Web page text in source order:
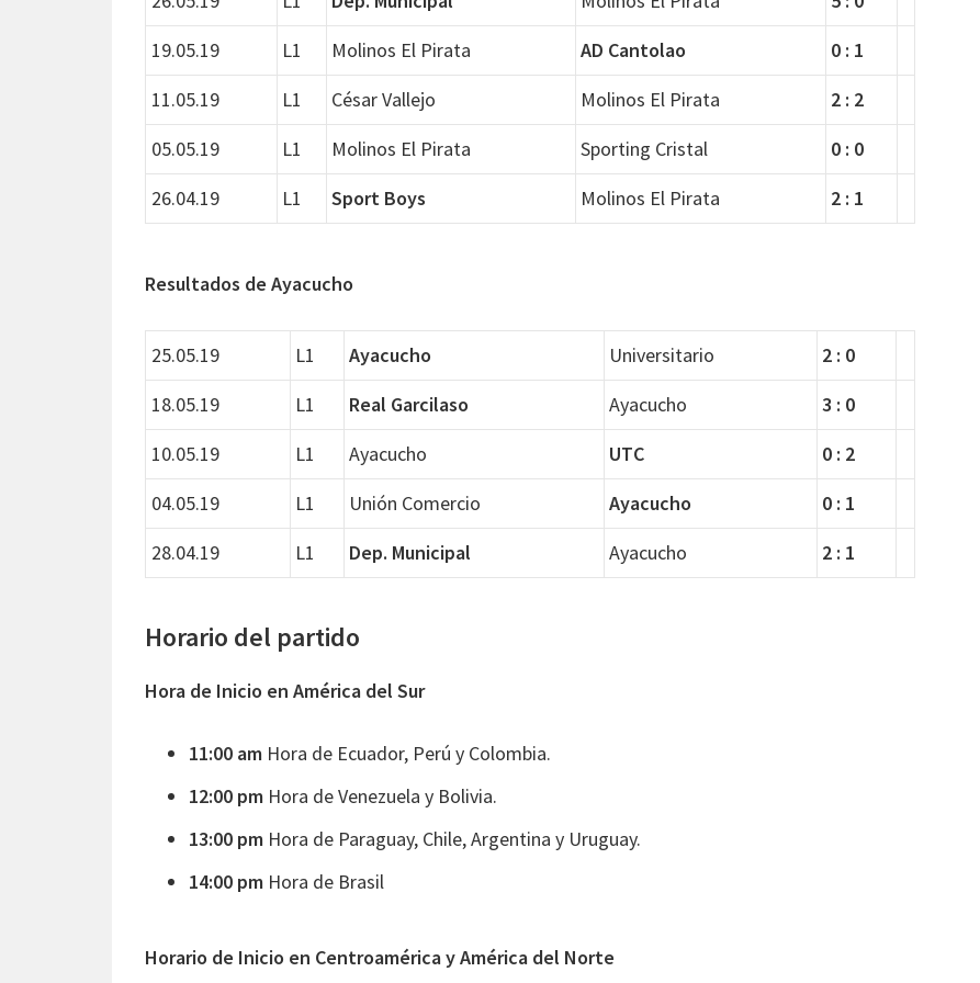
19.05.19
L1 Molinos El Pirata AD Cantolao
0 : 1
11.05.19
L1 César Vallejo Molinos El Pirata
2 : 2
05.05.19
L1 Molinos El Pirata Sporting Cristal
0 : 0
26.04.19
L1 Sport Boys Molinos El Pirata 2 : 1
Resultados de Ayacucho
25.05.19 L1 Ayacucho Universitario
2 : 0
18.05.19
L1 Real Garcilaso Ayacucho
3 : 0
10.05.19
L1 Ayacucho UTC
0 : 2
04.05.19
L1 Unión Comercio Ayacucho
0 : 1
28.04.19
L1 Dep. Municipal Ayacucho 2 : 1
Horario del partido
Hora de Inicio en América del Sur
11:00 am Hora de Ecuador, Perú y Colombia.
12:00 pm Hora de Venezuela y Bolivia.
13:00 pm Hora de Paraguay, Chile, Argentina y Uruguay.
14:00 pm Hora de Brasil
Horario de Inicio en Centroamérica y América del Norte